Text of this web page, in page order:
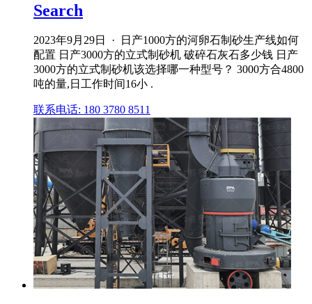
Search
2023年9月29日 · 日产1000方的河卵石制砂生产线如何
配置 日产3000方的立式制砂机 破碎石灰石多少钱 日产
3000方的立式制砂机该选择哪一种型号？ 3000方合4800
吨的量,日工作时间16小 .
联系电话: 180 3780 8511